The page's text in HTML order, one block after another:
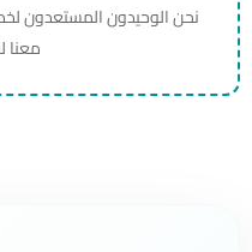
نحن الوحيدون المستعدون
معنا